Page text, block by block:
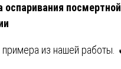
оспаривания
из нашей работы.